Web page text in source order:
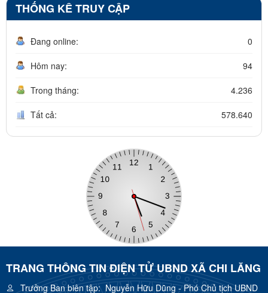
THỐNG KÊ TRUY CẬP
Đang online: 0
Hôm nay: 94
Trong tháng: 4.236
Tất cả: 578.640
TRANG THÔNG TIN ĐIỆN TỬ UBND XÃ CHI LĂNG
Trưởng Ban biên tập:Nguyễn Hữu Dũng - Phó Chủ tịch UBND